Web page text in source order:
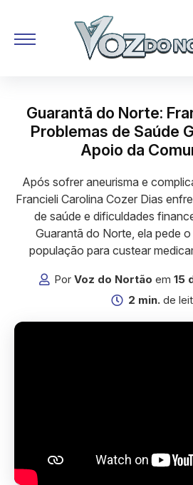
Guarantã do Norte:
Problemas de Saúde
Apoio da
Após sofrer aneurisma e
Francieli Carolina Cozer Dias
de saúde e dificuldades
Guarantã do Norte, ela pede
população para custear
Por Voz do Nortão em 15
2 min. de